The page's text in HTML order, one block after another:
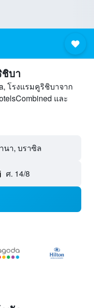
ชิบา
โรงแรมคูริชิบาจาก
และ
นา, บราซิล
ศ. 14/8